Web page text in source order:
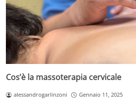
Cos’è la massoterapia cervicale
alessandrogarlinzoni Gennaio 11, 2025